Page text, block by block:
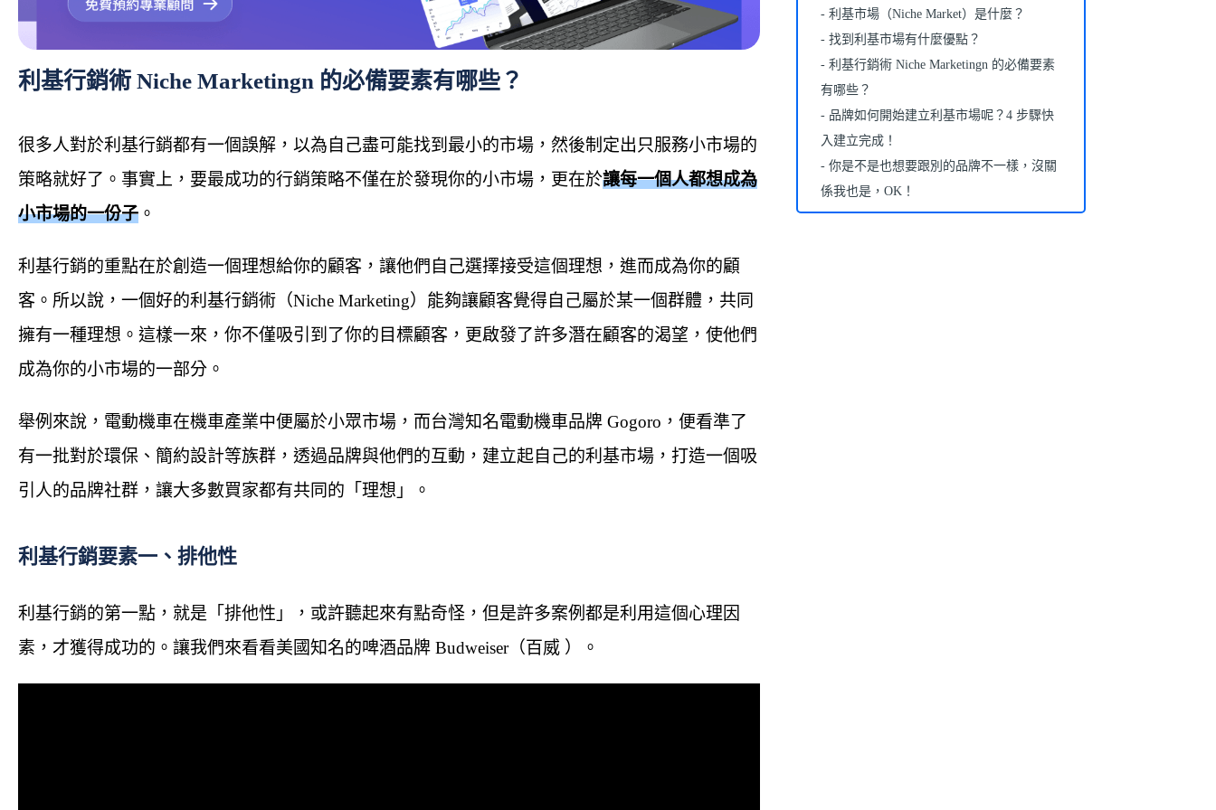
利基行銷術 Niche Marketingn 的必備要素有哪些？
很多人對於利基行銷都有一個誤解，以為自己盡可能找到最小的市場，然後制定出只服務小市場的
策略就好了。事實上，要最成功的行銷策略不僅在於發現你的小市場，更在於讓每一個人都想成為
小市場的一份子 。
利基行銷的重點在於創造一個理想給你的顧客，讓他們自己選擇接受這個理想，進而成為你的顧
客。所以說，一個好的利基行銷術（Niche Marketing）能夠讓顧客覺得自己屬於某一個群體，共同
擁有一種理想。這樣一來，你不僅吸引到了你的目標顧客，更啟發了許多潛在顧客的渴望，使他們
成為你的小市場的一部分。
舉例來說，電動機車在機車產業中便屬於小眾市場，而台灣知名電動機車品牌 Gogoro，便看準了
有一批對於環保、簡約設計等族群，透過品牌與他們的互動，建立起自己的利基市場，打造一個吸
引人的品牌社群，讓大多數買家都有共同的「理想」。
利基行銷要素一、排他性
利基行銷的第一點，就是「排他性」，或許聽起來有點奇怪，但是許多案例都是利用這個心理因
素，才獲得成功的。讓我們來看看美國知名的啤酒品牌 Budweiser（百威 ）。
利基市場（Niche Market）是什麼？
找到利基市場有什麼優點？
利基行銷術 Niche Marketingn 的必備要素
有哪些？
品牌如何開始建立利基市場呢？4 步驟快
入建立完成！
你是不是也想要跟別的品牌不一樣，沒關
係我也是，OK！